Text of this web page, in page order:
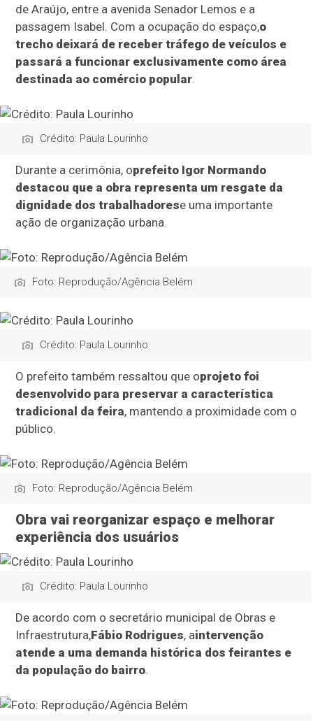
de Araújo, entre a avenida Senador Lemos e a
passagem Isabel. Com a ocupação do espaço,o
trecho deixará de receber tráfego de veículos e
passará a funcionar exclusivamente como área
destinada ao comércio popular.
Crédito: Paula Lourinho
Durante a cerimônia, oprefeito Igor Normando
destacou que a obra representa um resgate da
dignidade dos trabalhadorese uma importante
ação de organização urbana.
Foto: Reprodução/Agência Belém
Crédito: Paula Lourinho
O prefeito também ressaltou que oprojeto foi
desenvolvido para preservar a característica
tradicional da feira, mantendo a proximidade com o
público.
Foto: Reprodução/Agência Belém
Obra vai reorganizar espaço e melhorar
experiência dos usuários
Crédito: Paula Lourinho
De acordo com o secretário municipal de Obras e
Infraestrutura,Fábio Rodrigues, aintervenção
atende a uma demanda histórica dos feirantes e
da população do bairro.